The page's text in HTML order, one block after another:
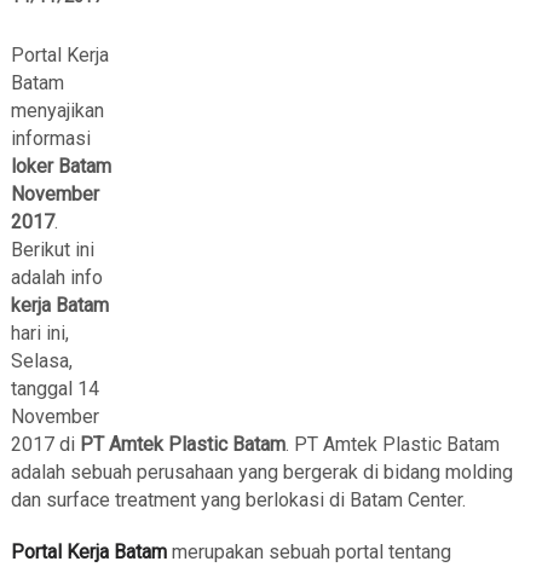
Portal Kerja
Batam
menyajikan
informasi
loker Batam
November
2017.
Berikut ini
adalah info
kerja Batam
hari ini,
Selasa,
tanggal 14
November
2017 di PT Amtek Plastic Batam. PT Amtek Plastic Batam
adalah sebuah perusahaan yang bergerak di bidang molding
dan surface treatment yang berlokasi di Batam Center.
Portal Kerja Batammerupakan sebuah portal tentang